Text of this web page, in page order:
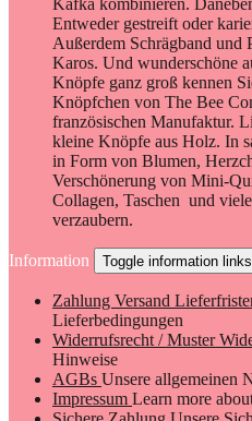
Kafka kombinieren.
Entweder gestreift oder
Außerdem Schrägband und
Karos. Und wunderschöne
Knöpfe ganz groß kennen
Knöpfchen von The Bee
französischen Manufaktur.
kleine Knöpfe aus Holz. In
in Form von Blumen,
Verschönerung von Mini-
Collagen, Taschen und
verzaubern.
Information Toggle information links
Zahlung Versand
Lieferbedingungen
Widerrufsrecht / Muster
Hinweise
AGBs Unsere allgemeinen
Impressum Learn more